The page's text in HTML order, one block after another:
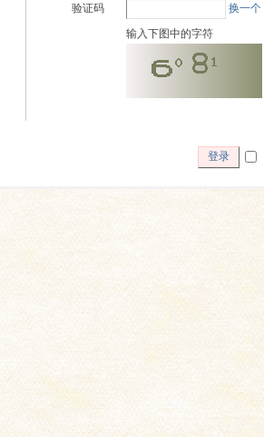
验证码
换一个
输入下图中的字符
登录